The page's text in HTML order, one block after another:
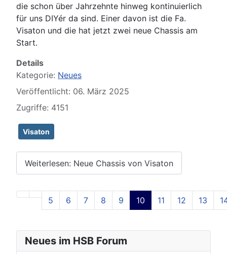
Neues im HSB Forum
die schon über Jahrzehnte hinweg kontinuierlich
für uns DIYér da sind. Einer davon ist die Fa.
Visaton und die hat jetzt zwei neue Chassis am
Start.
Details
Kategorie: Neues
Veröffentlicht: 06. März 2025
Zugriffe: 4151
Visaton
Weiterlesen: Neue Chassis von Visaton
Seite 10 von 129
5 6 7 8 9 10 11 12 13